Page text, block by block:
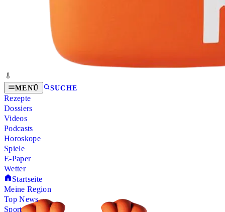
MENÜ SUCHE
Rezepte
Dossiers
Videos
Podcasts
Horoskope
Spiele
E-Paper
Wetter
Startseite
Meine Region
Top News
Sport